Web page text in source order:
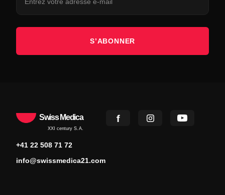
S’ABONNER
Swiss Medica
XXI century S.A.
+41 22 508 71 72
info@swissmedica21.com